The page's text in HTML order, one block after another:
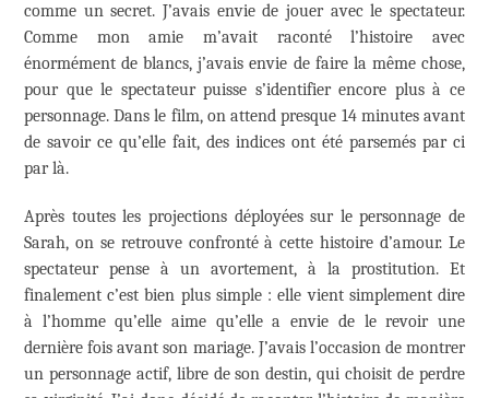
comme un secret. J’avais envie de jouer avec le spectateur.
Comme mon amie m’avait raconté l’histoire avec
énormément de blancs, j’avais envie de faire la même chose,
pour que le spectateur puisse s’identifier encore plus à ce
personnage. Dans le film, on attend presque 14 minutes avant
de savoir ce qu’elle fait, des indices ont été parsemés par ci
par là.
Après toutes les projections déployées sur le personnage de
Sarah, on se retrouve confronté à cette histoire d’amour. Le
spectateur pense à un avortement, à la prostitution. Et
finalement c’est bien plus simple : elle vient simplement dire
à l’homme qu’elle aime qu’elle a envie de le revoir une
dernière fois avant son mariage. J’avais l’occasion de montrer
un personnage actif, libre de son destin, qui choisit de perdre